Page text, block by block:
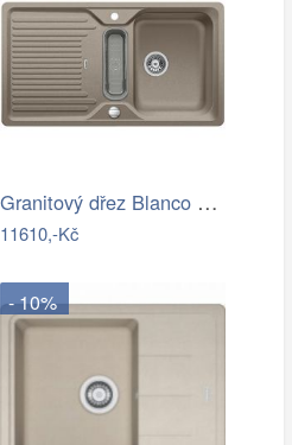
Granitový dřez Blanco CLASSIC 5 S…
11610,-Kč
- 10%